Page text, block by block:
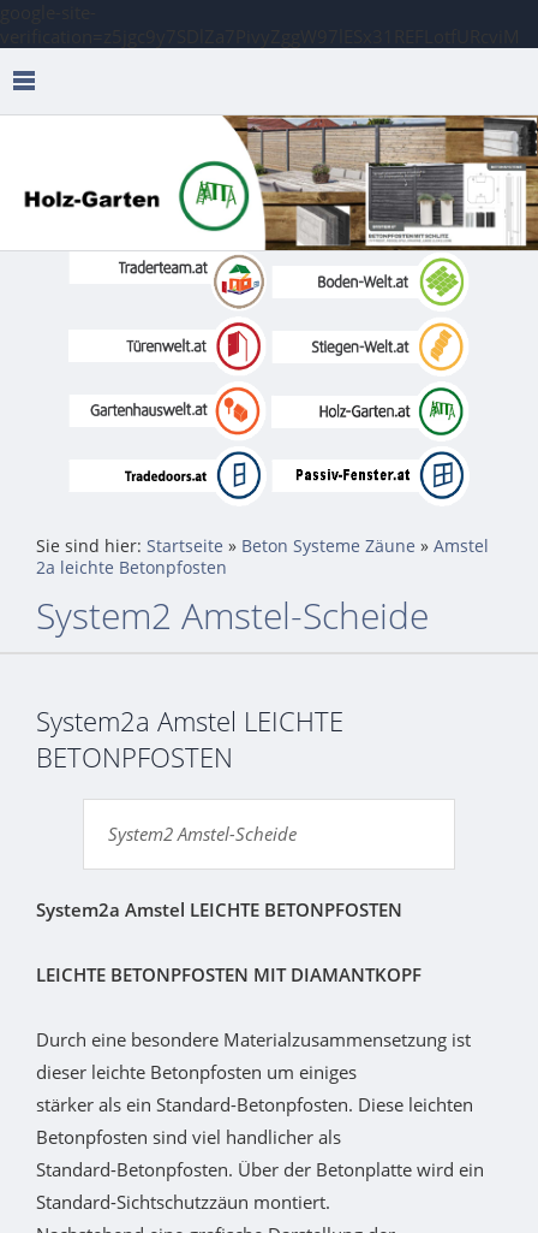
Sie sind hier: Startseite » Beton Systeme Zäune » Amstel
2a leichte Betonpfosten
System2 Amstel-Scheide
System2a Amstel LEICHTE
BETONPFOSTEN
System2 Amstel-Scheide
System2a Amstel LEICHTE BETONPFOSTEN
LEICHTE BETONPFOSTEN MIT DIAMANTKOPF
Durch eine besondere Materialzusammensetzung ist
dieser leichte Betonpfosten um einiges
stärker als ein Standard-Betonpfosten. Diese leichten
Betonpfosten sind viel handlicher als
Standard-Betonpfosten. Über der Betonplatte wird ein
Standard-Sichtschutzzäun montiert.